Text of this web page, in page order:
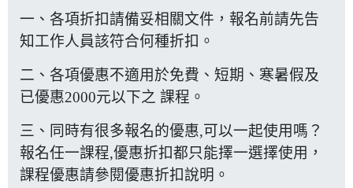
一、各項折扣請備妥相關文件，報名前請先告
知工作人員該符合何種折扣。
二、各項優惠不適用於免費、短期、寒暑假及
已優惠2000元以下之 課程。
三、同時有很多報名的優惠,可以一起使用嗎？
報名任一課程,優惠折扣都只能擇一選擇使用，
課程優惠請參閱優惠折扣說明 。